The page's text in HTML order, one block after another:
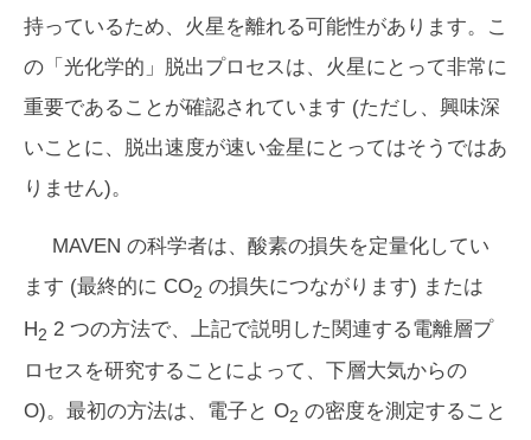
持っているため、火星を離れる可能性があります。こ
の「光化学的」脱出プロセスは、火星にとって非常に
重要であることが確認されています (ただし、興味深
いことに、脱出速度が速い金星にとってはそうではあ
りません)。
MAVEN の科学者は、酸素の損失を定量化してい
ます (最終的に CO2 の損失につながります) または
H2 2 つの方法で、上記で説明した関連する電離層プ
ロセスを研究することによって、下層大気からの
O)。最初の方法は、電子と O2 の密度を測定すること